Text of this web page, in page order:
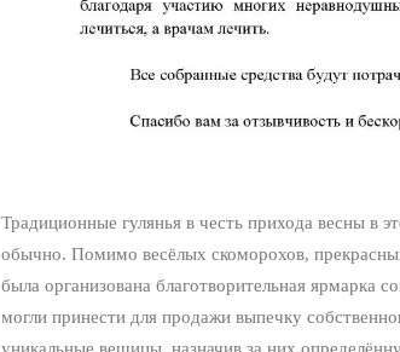
Традиционные гулянья в честь прихода весны в
обычно. Помимо весёлых скоморохов,
была организована благотворительная
могли принести для продажи выпечку
уникальные вещицы, назначив за них